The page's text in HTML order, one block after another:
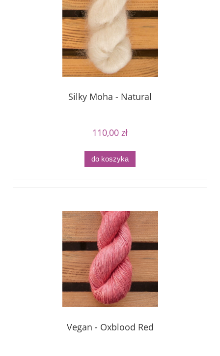
Silky Moha - Natural
110,00 zł
do koszyka
Vegan - Oxblood Red